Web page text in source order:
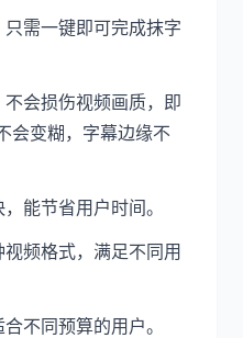
只需一键即可完成抹字
不会损伤视频画质，即
会变糊，字幕边缘不
能节省用户时间。
视频格式，满足不同用
不同预算的用户。